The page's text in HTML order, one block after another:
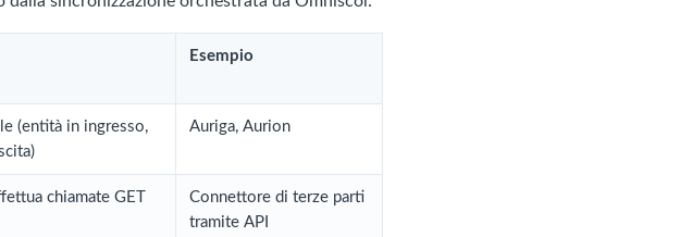
Esempio
(entità in ingresso,
Auriga, Aurion
chiamate GET
Connettore di terze parti
tramite API